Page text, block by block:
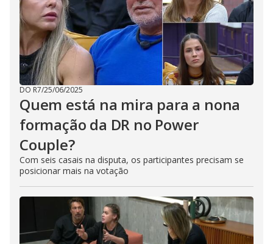
DO R7/25/06/2025
Quem está na mira para a nona
formação da DR no Power
Couple?
Com seis casais na disputa, os participantes precisam se
posicionar mais na votação